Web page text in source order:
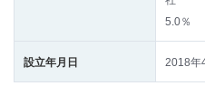
5.0％
設立年月日 2018年